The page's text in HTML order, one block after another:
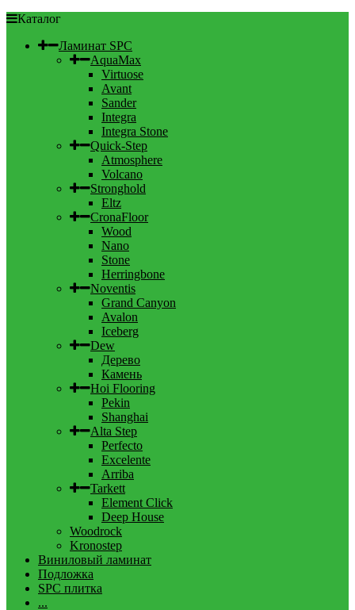
Каталог
Ламинат SPC
AquaMax
Virtuose
Avant
Sander
Integra
Integra Stone
Quick-Step
Atmosphere
Volcano
Stronghold
Eltz
CronaFloor
Wood
Nano
Stone
Herringbone
Noventis
Grand Canyon
Avalon
Iceberg
Dew
Дерево
Камень
Hoi Flooring
Pekin
Shanghai
Alta Step
Perfecto
Excelente
Arriba
Tarkett
Element Click
Deep House
Woodrock
Kronostep
Виниловый ламинат
Подложка
SPC плитка
...